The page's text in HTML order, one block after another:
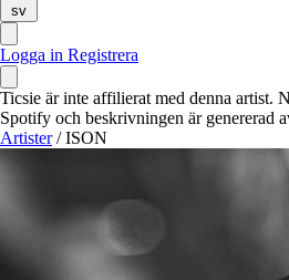
sv
Logga in Registrera
Ticsie är inte affilierat med denna artist.
Spotify och beskrivningen är genererad
Artister / ISON